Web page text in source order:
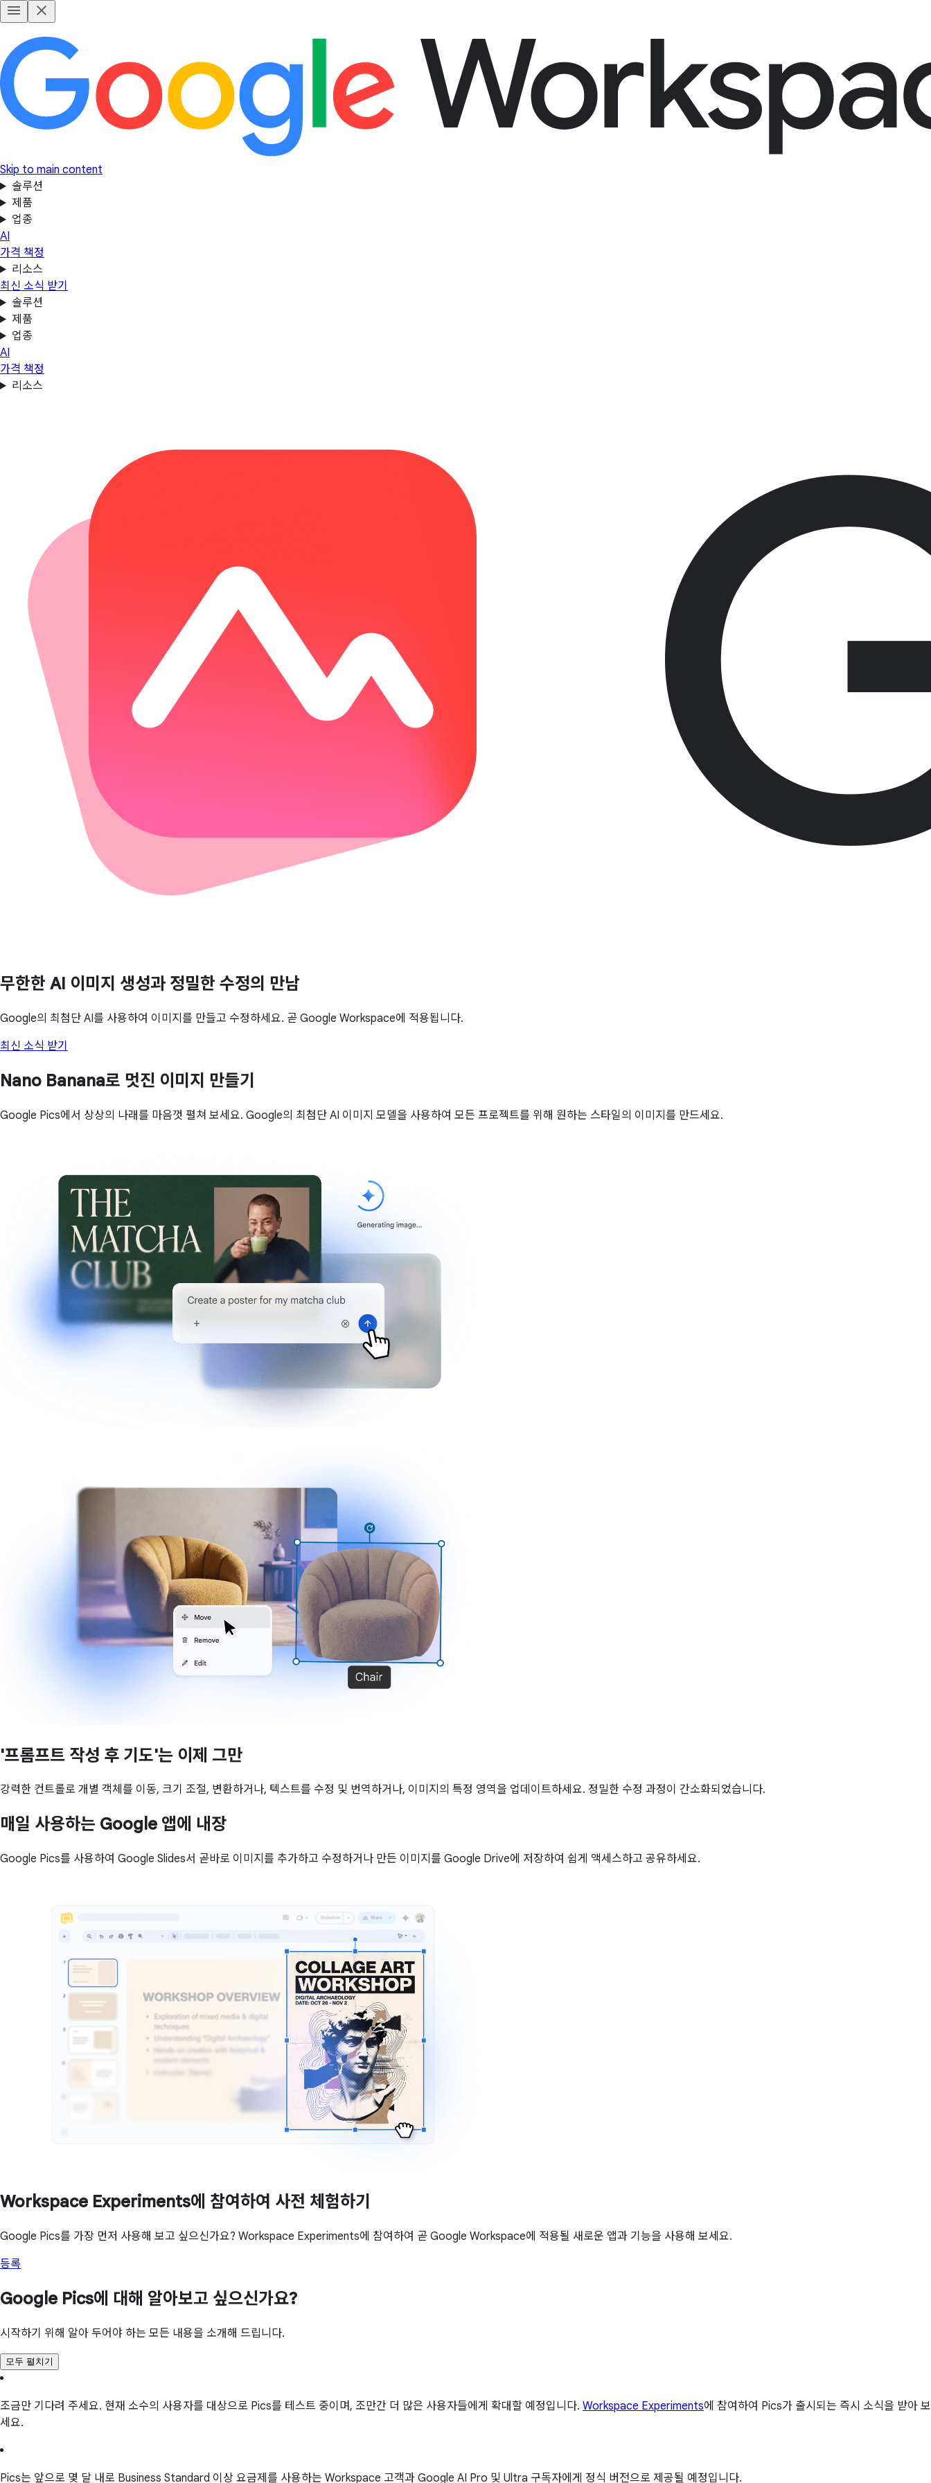
Skip to main content
솔루션
제품
업종
AI
가격 책정
리소스
최신 소식 받기
솔루션
제품
업종
AI
가격 책정
리소스
무한한 AI 이미지 생성과 정밀한 수정의 만남
Google의 최첨단 AI를 사용하여 이미지를 만들고 수정하세요. 곧 Google Workspace에 적용됩니다.
최신 소식 받기
Nano Banana로 멋진 이미지 만들기
Google Pics에서 상상의 나래를 마음껏 펼쳐 보세요. Google의 최첨단 AI 이미지 모델을 사용하여 모든 프로젝트를 위해 원하는 스타일의 이미지를 만드세요.
'프롬프트 작성 후 기도'는 이제 그만
강력한 컨트롤로 개별 객체를 이동, 크기 조절, 변환하거나, 텍스트를 수정 및 번역하거나, 이미지의 특정 영역을 업데이트하세요. 정밀한 수정 과정이 간소화되었습니다.
매일 사용하는 Google 앱에 내장
Google Pics를 사용하여 Google Slides서 곧바로 이미지를 추가하고 수정하거나 만든 이미지를 Google Drive에 저장하여 쉽게 액세스하고 공유하세요.
Workspace Experiments에 참여하여 사전 체험하기
Google Pics를 가장 먼저 사용해 보고 싶으신가요? Workspace Experiments에 참여하여 곧 Google Workspace에 적용될 새로운 앱과 기능을 사용해 보세요.
등록
Google Pics에 대해 알아보고 싶으신가요?
시작하기 위해 알아 두어야 하는 모든 내용을 소개해 드립니다.
모두 펼치기
조금만 기다려 주세요. 현재 소수의 사용자를 대상으로 Pics를 테스트 중이며, 조만간 더 많은 사용자들에게 확대할 예정입니다. Workspace Experiments에 참여하여 Pics가 출시되는 즉시 소식을 받아 보
세요.
Pics는 앞으로 몇 달 내로 Business Standard 이상 요금제를 사용하는 Workspace 고객과 Google AI Pro 및 Ultra 구독자에게 정식 버전으로 제공될 예정입니다.